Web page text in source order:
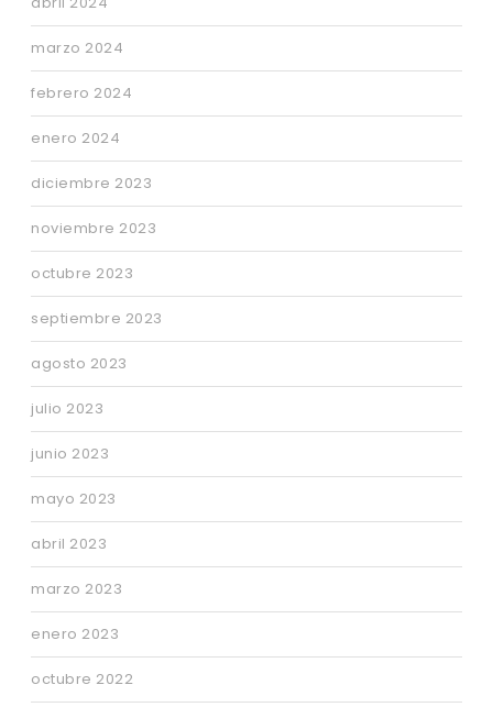
marzo 2024
febrero 2024
enero 2024
diciembre 2023
noviembre 2023
octubre 2023
septiembre 2023
agosto 2023
julio 2023
junio 2023
mayo 2023
abril 2023
marzo 2023
enero 2023
octubre 2022